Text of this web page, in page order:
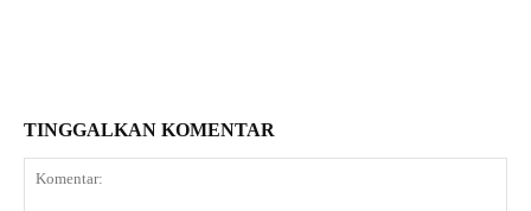
TINGGALKAN KOMENTAR